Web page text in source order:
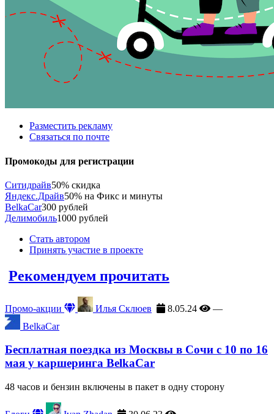
Разместить рекламу
Связаться по почте
Промокоды для регистрации
Ситидрайв50% скидка
Яндекс.Драйв50% на Фикс и минуты
BelkaCar300 рублей
Делимобиль1000 рублей
Стать автором
Принять участие в проекте
Рекомендуем прочитать
Промо-акции Илья Склюев 8.05.24
—
BelkaCar
Бесплатная поездка из Москвы в Сочи с 10 по 16
мая у каршеринга BelkaCar
48 часов и бензин включены в пакет в одну сторону